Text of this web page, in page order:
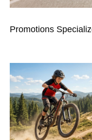
Promotions